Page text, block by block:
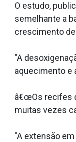
O estudo,
semelhante a
crescimento
"A
aquecimento e
â€œOs recifes
muitas vezes
"A extensão